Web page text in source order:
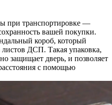
при транспортировке —
вашей покупки.
короб, который
листов ДСП. Такая упаковка,
защищает дверь, и позволяет
с помощью